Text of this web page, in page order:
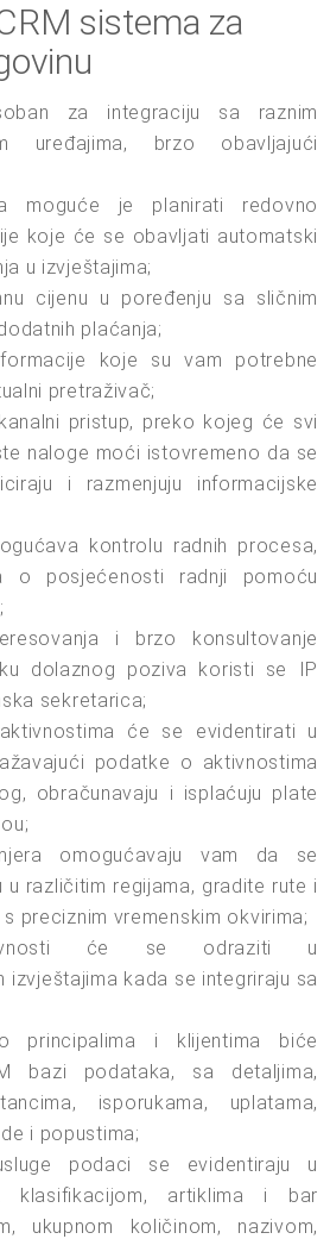
sistema za
za integraciju sa raznim
uređajima, brzo obavljajući
moguće je planirati redovno
koje će se obavljati automatski
u izvještajima;
cijenu u poređenju sa sličnim
plaćanja;
koje su vam potrebne
pretraživač;
pristup, preko kojeg će svi
naloge moći istovremeno da se
i razmenjuju informacijske
kontrolu radnih procesa,
o posjećenosti radnji pomoću
i brzo konsultovanje
dolaznog poziva koristi se IP
sekretarica;
će se evidentirati u
podatke o aktivnostima
obračunavaju i isplaćuju plate
omogućavaju vam da se
različitim regijama, gradite rute i
preciznim vremenskim okvirima;
će se odraziti u
izvještajima kada se integriraju sa
principalima i klijentima biće
bazi podataka, sa detaljima,
isporukama, uplatama,
i popustima;
podaci se evidentiraju u
klasifikacijom, artiklima i bar
ukupnom količinom, nazivom,